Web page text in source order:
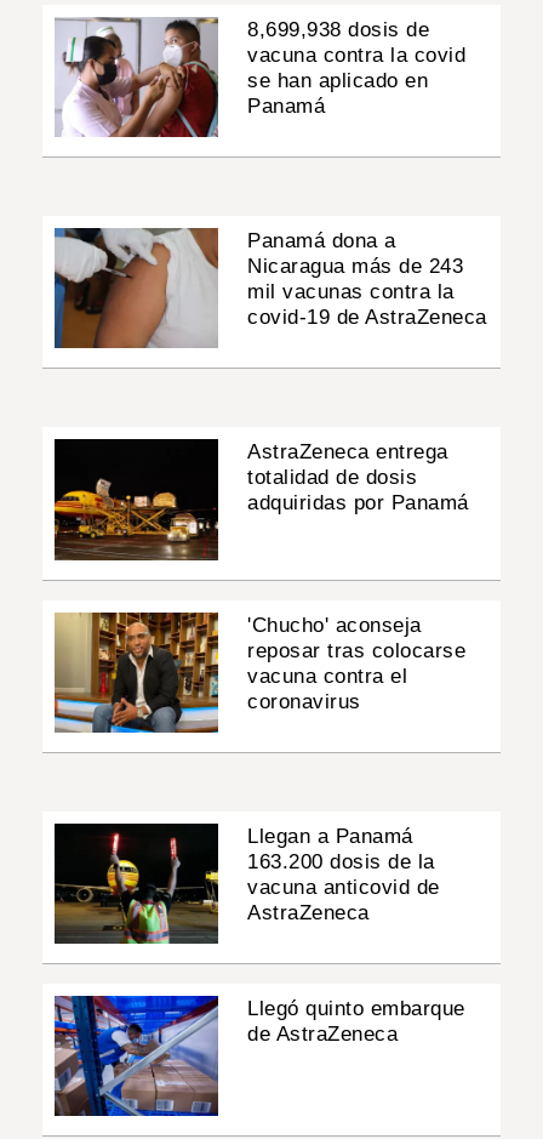
8,699,938 dosis de
vacuna contra la covid
se han aplicado en
Panamá
Panamá dona a
Nicaragua más de 243
mil vacunas contra la
covid-19 de AstraZeneca
AstraZeneca entrega
totalidad de dosis
adquiridas por Panamá
'Chucho' aconseja
reposar tras colocarse
vacuna contra el
coronavirus
Llegan a Panamá
163.200 dosis de la
vacuna anticovid de
AstraZeneca
Llegó quinto embarque
de AstraZeneca